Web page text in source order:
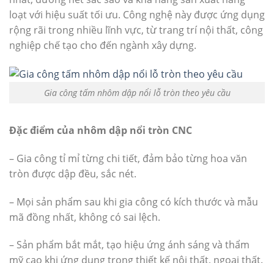
loạt với hiệu suất tối ưu. Công nghệ này được ứng dụng
rộng rãi trong nhiều lĩnh vực, từ trang trí nội thất, công
nghiệp chế tạo cho đến ngành xây dựng.
Gia công tấm nhôm dập nổi lỗ tròn theo yêu cầu
Đặc điểm của nhôm dập nổi tròn CNC
– Gia công tỉ mỉ từng chi tiết, đảm bảo từng hoa văn
tròn được dập đều, sắc nét.
– Mọi sản phẩm sau khi gia công có kích thước và mẫu
mã đồng nhất, không có sai lệch.
– Sản phẩm bắt mắt, tạo hiệu ứng ánh sáng và thẩm
mỹ cao khi ứng dụng trong thiết kế nội thất, ngoại thất.